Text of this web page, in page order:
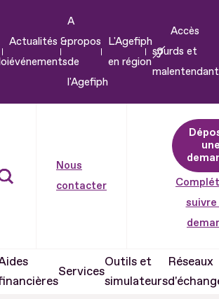
Actualités &
événements
A
propos
de
l'Agefiph
L'Agefiph
en région
Accès
sourds et
Nous
contacter
suivre
Services
Outils et
simulateurs
Réseaux